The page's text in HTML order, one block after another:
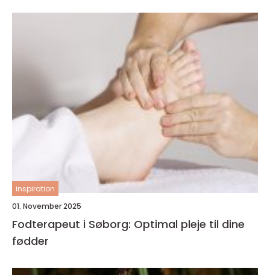
inspiration
01. November 2025
Fodterapeut i Søborg: Optimal pleje til dine
fødder